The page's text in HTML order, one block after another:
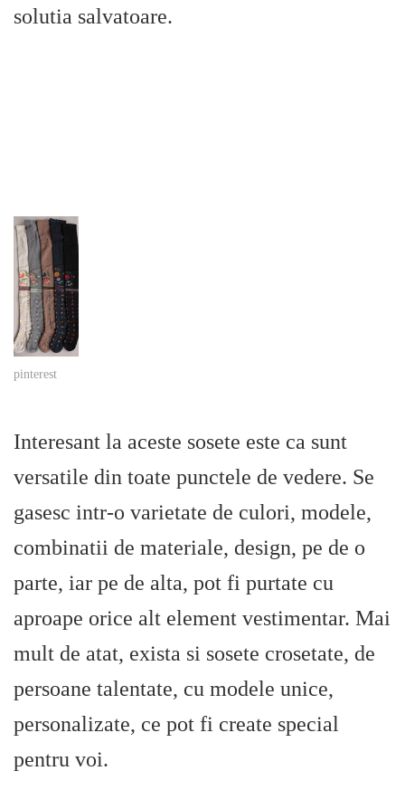
solutia salvatoare.
pinterest
Interesant la aceste sosete este ca sunt
versatile din toate punctele de vedere. Se
gasesc intr-o varietate de culori, modele,
combinatii de materiale, design, pe de o
parte, iar pe de alta, pot fi purtate cu
aproape orice alt element vestimentar. Mai
mult de atat, exista si sosete crosetate, de
persoane talentate, cu modele unice,
personalizate, ce pot fi create special
pentru voi.